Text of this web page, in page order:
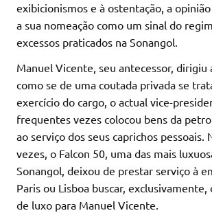
exibicionismos e à ostentação, a
a sua nomeação como um sinal do
excessos praticados na Sonangol.
Manuel Vicente, seu antecessor, dirigiu
como se de uma coutada privada se
exercício do cargo, o actual vice-
frequentes vezes colocou bens da
ao serviço dos seus caprichos pessoais.
vezes, o Falcon 50, uma das mais
Sonangol, deixou de prestar serviço à
Paris ou Lisboa buscar, exclusivamente,
de luxo para Manuel Vicente.